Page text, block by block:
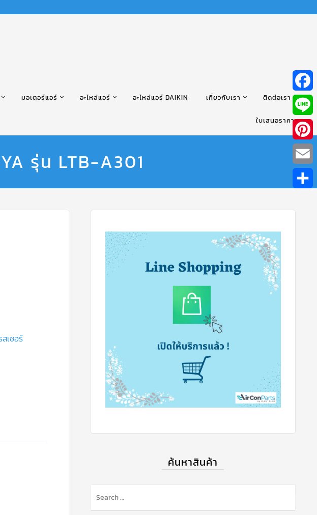
มอเตอร์แอร์ อะไหล่แอร์ อะไหล่แอร์ DAIKIN เกี่ยวกับเรา ติดต่อเรา
ใบเสนอราคา
รุ่น LTB-A301
สเชอร์
ค้นหาสินค้า
Line
Email